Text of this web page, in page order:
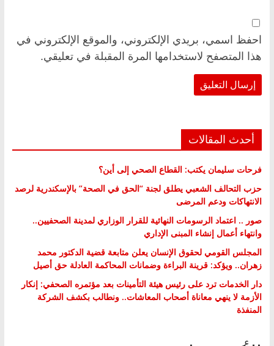
احفظ اسمي، بريدي الإلكتروني، والموقع الإلكتروني في
هذا المتصفح لاستخدامها المرة المقبلة في تعليقي.
أحدث المقالات
فرحات سليمان يكتب: القطاع الصحي إلى أين؟
حزب التحالف الشعبي يطلق لجنة “الحق في الصحة” بالإسكندرية لرصد
الانتهاكات ودعم المرضى
صور .. اعتماد الرسومات النهائية للقرار الوزاري لمدينة الصحفيين..
وانتهاء أعمال إنشاء المبنى الإداري
المجلس القومي لحقوق الإنسان يعلن متابعة قضية الدكتور محمد
زهران.. ويؤكد: قرينة البراءة وضمانات المحاكمة العادلة حق أصيل
دار الخدمات ترد على رئيس هيئة التأمينات بعد مؤتمره الصحفي: إنكار
الأزمة لا ينهي معاناة أصحاب المعاشات.. ونطالب بكشف الشركة
المنفذة